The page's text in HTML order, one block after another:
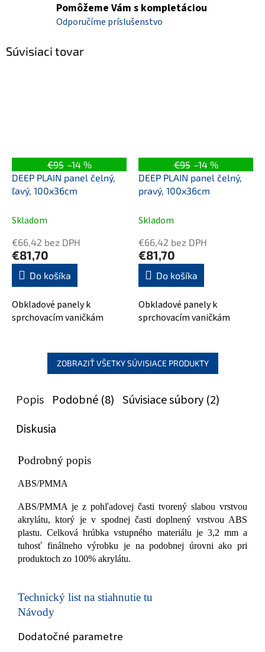
Pomôžeme Vám s kompletáciou
Odporučíme príslušenstvo
Súvisiaci tovar
€95 –14 %
DEEP PLAIN panel čelný,
ľavý, 100x36cm
Skladom
€66,42 bez DPH
€81,70
Do košíka
Obkladové panely k
sprchovacím vaničkám
€95 –14 %
DEEP PLAIN panel čelný,
pravý, 100x36cm
Skladom
€66,42 bez DPH
€81,70
Do košíka
Obkladové panely k
sprchovacím vaničkám
ZOBRAZIŤ VŠETKY SÚVISIACE PRODUKTY
Popis Podobné (8) Súvisiace súbory (2)
Diskusia
Podrobný popis
ABS/PMMA
ABS/PMMA je z pohľadovej časti tvorený slabou vrstvou
akrylátu, ktorý je v spodnej časti doplnený vrstvou ABS
plastu. Celková hrúbka vstupného materiálu je 3,2 mm a
tuhosť finálneho výrobku je na podobnej úrovni ako pri
produktoch zo 100% akrylátu.
Technický list na stiahnutie tu
Návody
Dodatočné parametre